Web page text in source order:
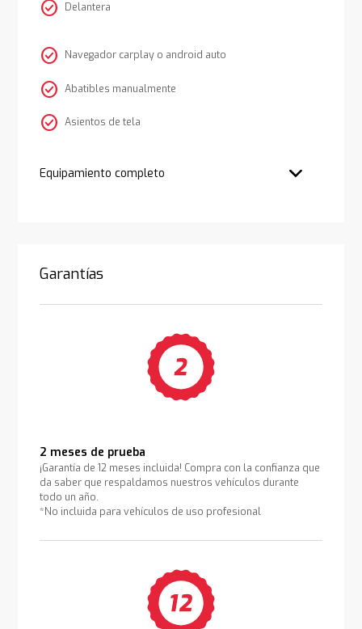
check_circle Delantera
check_circle Navegador carplay o android auto
check_circle Abatibles manualmente
check_circle Asientos de tela
Equipamiento completo
Garantías
2 meses de prueba
¡Garantía de 12 meses incluida! Compra con la confianza que
da saber que respaldamos nuestros vehículos durante
todo un año.
*No incluida para vehículos de uso profesional